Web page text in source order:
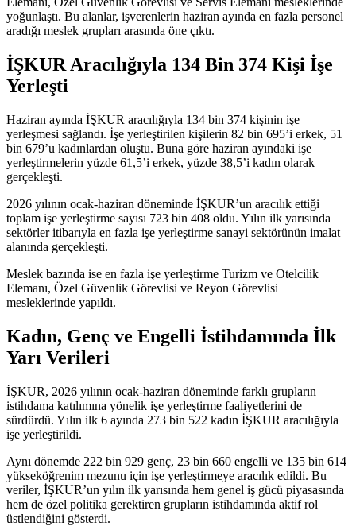
yoğunlaştı. Bu alanlar, işverenlerin haziran ayında en fazla personel
aradığı meslek grupları arasında öne çıktı.
İŞKUR Aracılığıyla 134 Bin 374 Kişi İşe
Yerleşti
Haziran ayında İŞKUR aracılığıyla 134 bin 374 kişinin işe
yerleşmesi sağlandı. İşe yerleştirilen kişilerin 82 bin 695’i erkek, 51
bin 679’u kadınlardan oluştu. Buna göre haziran ayındaki işe
yerleştirmelerin yüzde 61,5’i erkek, yüzde 38,5’i kadın olarak
gerçekleşti.
2026 yılının ocak-haziran döneminde İŞKUR’un aracılık ettiği
toplam işe yerleştirme sayısı 723 bin 408 oldu. Yılın ilk yarısında
sektörler itibarıyla en fazla işe yerleştirme sanayi sektörünün imalat
alanında gerçekleşti.
Meslek bazında ise en fazla işe yerleştirme Turizm ve Otelcilik
Elemanı, Özel Güvenlik Görevlisi ve Reyon Görevlisi
mesleklerinde yapıldı.
Kadın, Genç ve Engelli İstihdamında İlk
Yarı Verileri
İŞKUR, 2026 yılının ocak-haziran döneminde farklı grupların
istihdama katılımına yönelik işe yerleştirme faaliyetlerini de
sürdürdü. Yılın ilk 6 ayında 273 bin 522 kadın İŞKUR aracılığıyla
işe yerleştirildi.
Aynı dönemde 222 bin 929 genç, 23 bin 660 engelli ve 135 bin 614
yükseköğrenim mezunu için işe yerleştirmeye aracılık edildi. Bu
veriler, İŞKUR’un yılın ilk yarısında hem genel iş gücü piyasasında
hem de özel politika gerektiren grupların istihdamında aktif rol
üstlendiğini gösterdi.